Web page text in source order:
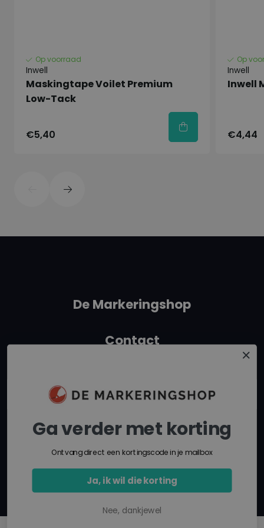
Kras-en stootvast
lang kleurbehoud
Uitstekende hechting
Fysische en Chemische
Kleur : Diverse (RAL) kleuren
Verbruik: 1 tot2 m2per laag, afhankelijk van object
bij 23°C en rel. vochtigheid 65%
Stofdroog na 10 tot 20 minuten
Kleefvrij na 30 tot 60 minuten
Op voorraad
Inwell
Maskingtape Voilet Premium
Low-Tack
€5,40
Op
Inwell
Inwell
€4,44
De Markeringshop
Contact
Ga verder met korting
Ontvang direct een kortingscode in je mailbox
Ja, ik wil die korting
Nee, dankjewel